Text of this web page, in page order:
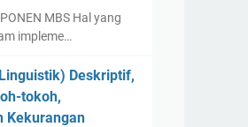
MBS Hal yang
impleme…
Deskriptif,
tokoh,
Kekurangan